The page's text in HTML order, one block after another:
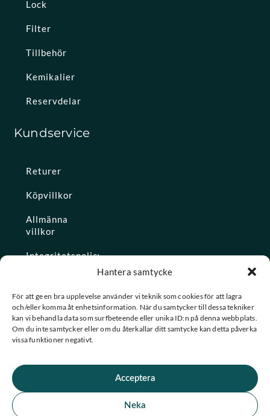
Hantera samtycke
För att ge en bra upplevelse använder vi teknik som cookies för att lagra
och/eller komma åt enhetsinformation. När du samtycker till dessa tekniker
kan vi behandla data som surfbeteende eller unika ID:n på denna webbplats.
Om du inte samtycker eller om du återkallar ditt samtycke kan detta påverka
vissa funktioner negativt.
Acceptera
Neka
Lock
Filter
Tillbehör
Kemikalier
Reservdelar
Kundservice
Returer
Köpvillkor
Allmänna
villkor
Integritetspolicy
Konto
★ Trustpilot